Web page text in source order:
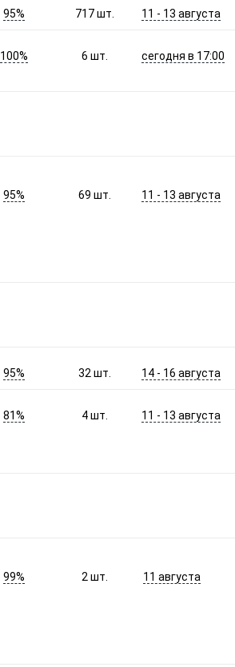
95% 717шт. 11 - 13 августа
100% 6шт. сегодня в 17:00
95% 69шт. 11 - 13 августа
95% 32шт. 14 - 16 августа
81% 4шт. 11 - 13 августа
99% 2шт. 11 августа